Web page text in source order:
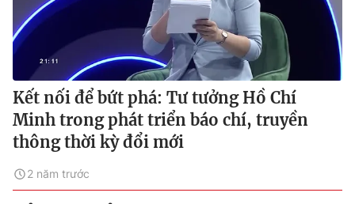
Kết nối để bứt phá: Tư tưởng Hồ Chí
Minh trong phát triển báo chí, truyền
thông thời kỳ đổi mới
2 năm trước